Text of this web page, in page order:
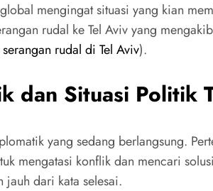
mengingat situasi yang kian
rudal ke Tel Aviv yang
serangan rudal di Tel Aviv).
dan Situasi Politik
yang sedang berlangsung.
mengatasi konflik dan mencari
dari kata selesai.